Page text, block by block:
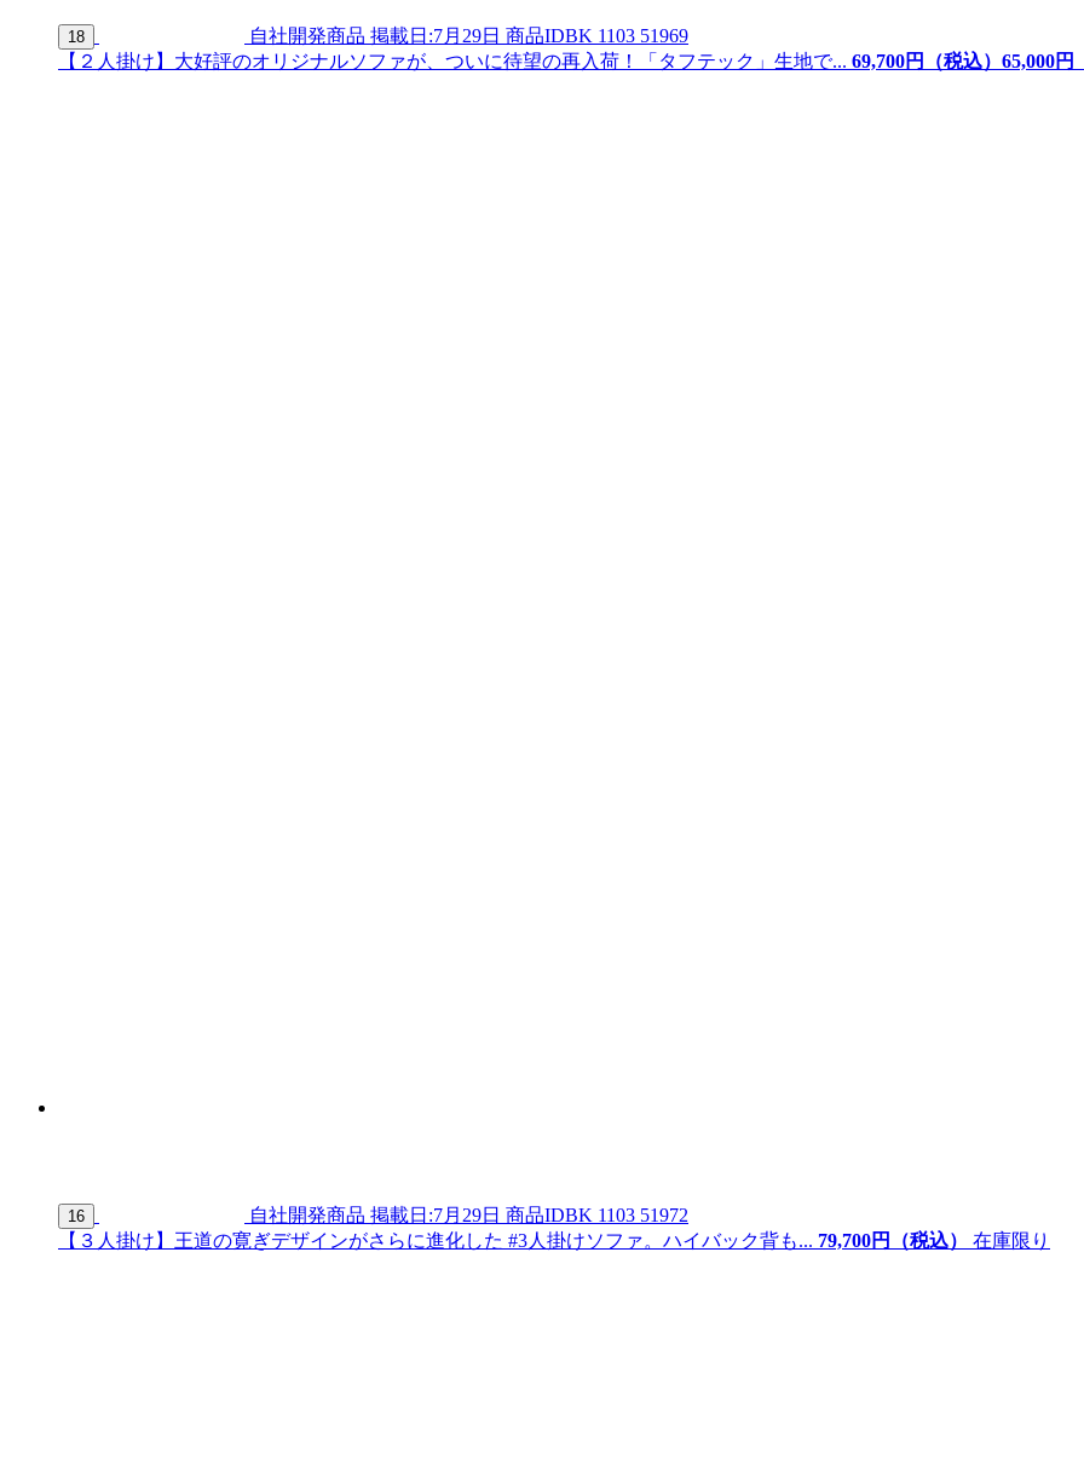
18 自社開発商品 掲載日:7月29日 商品IDBK 1103 51969
【２人掛け】大好評のオリジナルソファが、ついに待望の再入荷！「タフテック」生地で... 69,700円（税込） 65,000円
16 自社開発商品 掲載日:7月29日 商品IDBK 1103 51972
【３人掛け】王道の寛ぎデザインがさらに進化した #3人掛けソファ。ハイバック背も... 79,700円（税込） 在庫限り